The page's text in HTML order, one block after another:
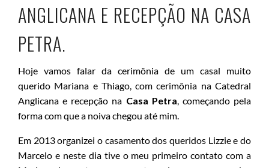
ANGLICANA E RECEPÇÃO NA CASA
PETRA.
Hoje vamos falar da cerimônia de um casal muito
querido Mariana e Thiago, com cerimônia na Catedral
Anglicana e recepção na Casa Petra, começando pela
forma com que a noiva chegou até mim.
Em 2013 organizei o casamento dos queridos Lizzie e do
Marcelo e neste dia tive o meu primeiro contato com a